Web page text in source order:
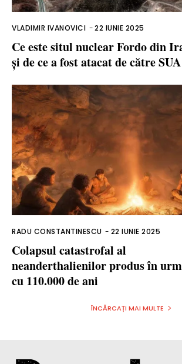
VLADIMIR IVANOVICI -22 IUNIE 2025
Ce este situl nuclear Fordo din
și de ce a fost atacat de către SUA
RADU CONSTANTINESCU - 22 IUNIE 2025
Colapsul catastrofal al
neanderthalienilor produs în
cu 110.000 de ani
ÎNCĂRCAȚI MAI MULTE